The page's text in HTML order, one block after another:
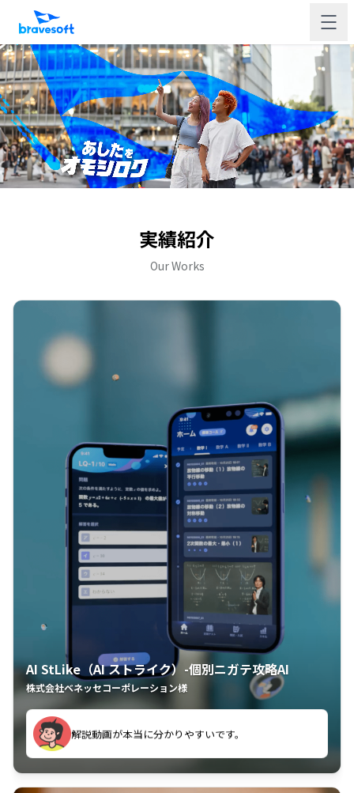
実績紹介
Our Works
AI StLike（AI ストライク）-個別ニガテ攻略AI
株式会社ベネッセコーポレーション様
古文漢文を主に使わせていただいているが、復習する
のに非常に役立っている。
解説動画が本当に分かりやすいです。